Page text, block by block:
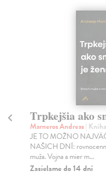
Trpkejšia ako
Marneros Andreas| Kniha
JE TO MOŽNO
NAŠICH DNÍ:
muža. Vojna a mier m...
Zasielame do 14 dní